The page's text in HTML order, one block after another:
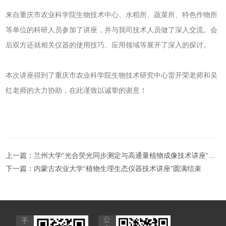
来自重庆市农业科学院生物技术中心、水稻所、蔬菜所、特色作物所
等单位的科研人员参加了讲座，并与我司技术人员做了深入交流。会
后双方还就相关仪器的使用技巧、应用领域等展开了深入的探讨。
本次讲座得到了重庆市农业科学院生物技术研究中心雷开荣老师和吴
红老师的大力协助，在此谨致以诚挚的谢意！
上一篇： 兰州大学“光合荧光同步测定与高通量植物成像技术讲座“圆满结束
下一篇： 内蒙古农业大学“植物生理生态仪器技术讲座”圆满结束
手
公